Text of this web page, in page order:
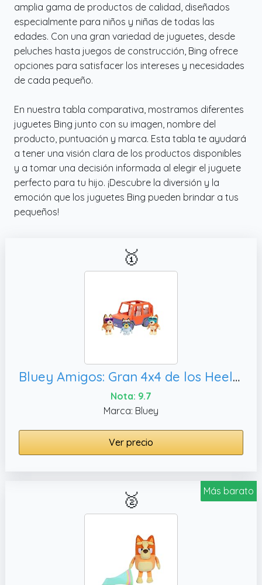
amplia gama de productos de calidad, diseñados
especialmente para niños y niñas de todas las
edades. Con una gran variedad de juguetes, desde
peluches hasta juegos de construcción, Bing ofrece
opciones para satisfacer los intereses y necesidades
de cada pequeño.
En nuestra tabla comparativa, mostramos diferentes
juguetes Bing junto con su imagen, nombre del
producto, puntuación y marca. Esta tabla te ayudará
a tener una visión clara de los productos disponibles
y a tomar una decisión informada al elegir el juguete
perfecto para tu hijo. ¡Descubre la diversión y la
emoción que los juguetes Bing pueden brindar a tus
pequeños!
🥇
Bluey Amigos: Gran 4x4 de los Heeler con la Familia, con Hoja de Pegatinas y capó Que se Abre para Guardar Juguetes
Nota: 9.7
Marca: Bluey
Ver precio
Más barato
🥈